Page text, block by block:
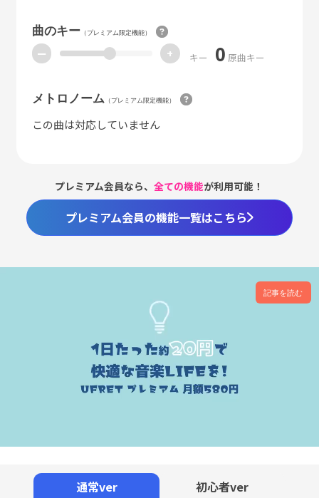
曲のキー（プレミアム限定機能）
ー + キー 0 原曲キー
メトロノーム （プレミアム限定機能）
この曲は対応していません
プレミアム会員なら、全ての機能が利用可能！
プレミアム会員の機能一覧はこちら
記事を読む
通常ver 初心者ver